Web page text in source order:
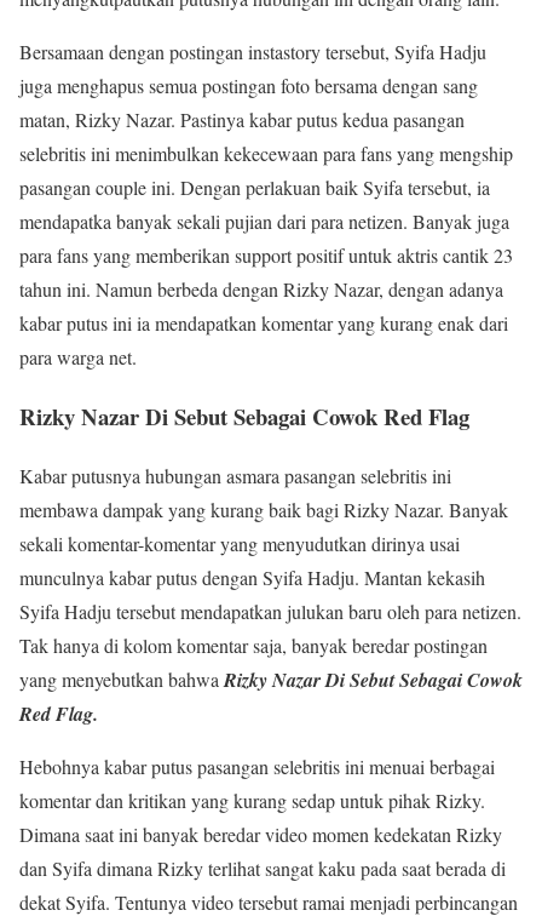
Bersamaan dengan postingan instastory tersebut, Syifa Hadju
juga menghapus semua postingan foto bersama dengan sang
matan, Rizky Nazar. Pastinya kabar putus kedua pasangan
selebritis ini menimbulkan kekecewaan para fans yang mengship
pasangan couple ini. Dengan perlakuan baik Syifa tersebut, ia
mendapatka banyak sekali pujian dari para netizen. Banyak juga
para fans yang memberikan support positif untuk aktris cantik 23
tahun ini. Namun berbeda dengan Rizky Nazar, dengan adanya
kabar putus ini ia mendapatkan komentar yang kurang enak dari
para warga net.
Rizky Nazar Di Sebut Sebagai Cowok Red Flag
Kabar putusnya hubungan asmara pasangan selebritis ini
membawa dampak yang kurang baik bagi Rizky Nazar. Banyak
sekali komentar-komentar yang menyudutkan dirinya usai
munculnya kabar putus dengan Syifa Hadju. Mantan kekasih
Syifa Hadju tersebut mendapatkan julukan baru oleh para netizen.
Tak hanya di kolom komentar saja, banyak beredar postingan
yang menyebutkan bahwa Rizky Nazar Di Sebut Sebagai Cowok
Red Flag.
Hebohnya kabar putus pasangan selebritis ini menuai berbagai
komentar dan kritikan yang kurang sedap untuk pihak Rizky.
Dimana saat ini banyak beredar video momen kedekatan Rizky
dan Syifa dimana Rizky terlihat sangat kaku pada saat berada di
dekat Syifa. Tentunya video tersebut ramai menjadi perbincangan